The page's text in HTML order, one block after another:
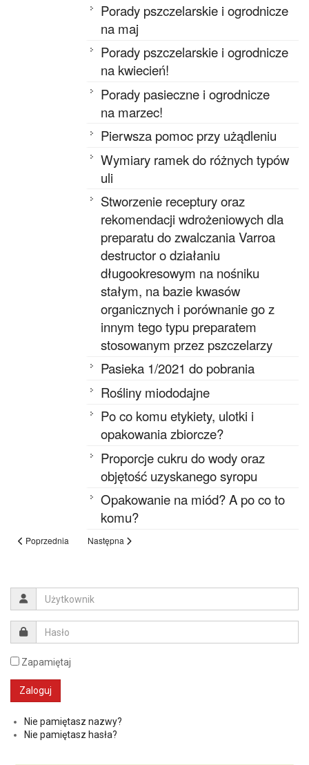
Porady pszczelarskie i ogrodnicze
na maj
Porady pszczelarskie i ogrodnicze
na kwiecień!
Porady pasieczne i ogrodnicze
na marzec!
Pierwsza pomoc przy użądleniu
Wymiary ramek do różnych typów
uli
Stworzenie receptury oraz
rekomendacji wdrożeniowych dla
preparatu do zwalczania Varroa
destructor o działaniu
długookresowym na nośniku
stałym, na bazie kwasów
organicznych i porównanie go z
innym tego typu preparatem
stosowanym przez pszczelarzy
Pasieka 1/2021 do pobrania
Rośliny miododajne
Po co komu etykiety, ulotki i
opakowania zbiorcze?
Proporcje cukru do wody oraz
objętość uzyskanego syropu
Opakowanie na miód? A po co to
komu?
Poprzednia Następna
Zapamiętaj
Nie pamiętasz nazwy?
Nie pamiętasz hasła?